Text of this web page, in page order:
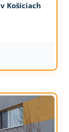
Košiciach